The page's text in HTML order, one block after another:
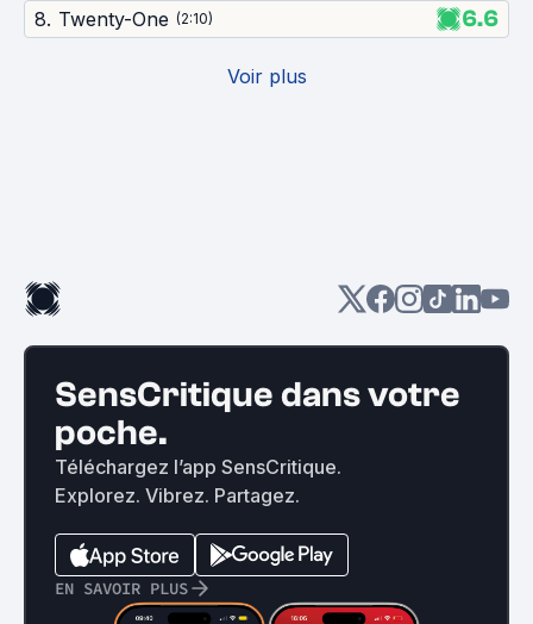
8. Twenty-One (2:10) 6.6
Voir plus
SensCritique dans votre
poche.
Téléchargez l’app SensCritique.
Explorez. Vibrez. Partagez.
EN SAVOIR PLUS